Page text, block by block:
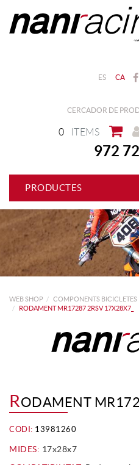
ES CA
CERCADOR DE
0 ITEMS
972
PRODUCTES
WEB SHOP COMPONENTS BICICLETES
RODAMENT MR17287 2RSV 17X28X7_
RODAMENT
CODI: 13981260
MIDES: 17x28x7